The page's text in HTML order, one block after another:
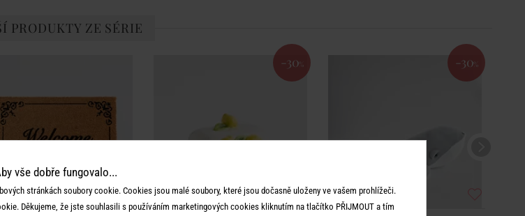
PRODUKTY ZE SÉRIE
-30 % -30 %
vše dobře fungovalo...
stránkách soubory cookie. Cookies jsou malé soubory, které jsou dočasně uloženy ve vašem prohlížeči.
Děkujeme, že jste souhlasili s používáním marketingových cookies kliknutím na tlačítko PŘIJMOUT a tím